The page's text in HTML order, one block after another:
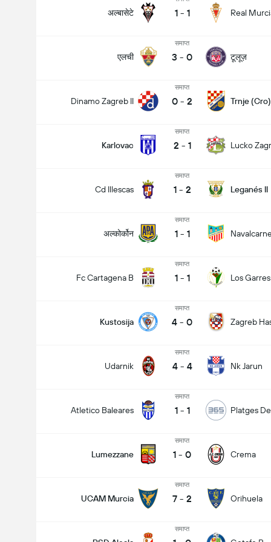
अल्बासेटे 1 - 1 Real
एलची
समाप्त
3 - 0 टूलूज़
Dinamo Zagreb II
समाप्त
0 - 2 Trnje (Cro)
Karlovac
समाप्त
2 - 1 Lucko
Cd Illescas
समाप्त
1 - 2 Leganés II
अल्कोर्कोन
समाप्त
1 - 1
Fc Cartagena B
समाप्त
1 - 1 Los Garres
Kustosija
समाप्त
4 - 0 Zagreb
Udarnik
समाप्त
4 - 4 Nk Jarun
Atletico Baleares
समाप्त
1 - 1 Platges
Lumezzane
समाप्त
1 - 0 Crema
UCAM Murcia
समाप्त
7 - 2 Orihuela
समाप्त